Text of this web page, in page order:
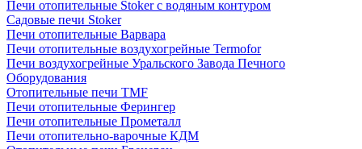
Печи отопительные Stoker с водяным контуром
Садовые печи Stoker
Печи отопительные Варвара
Печи отопительные воздухогрейные Termofor
Печи воздухогрейные Уральского Завода Печного
Оборудования
Отопительные печи TMF
Печи отопительные Ферингер
Печи отопительные Прометалл
Печи отопительно-варочные КДМ